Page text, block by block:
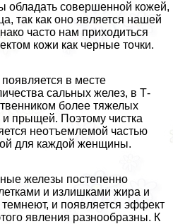
совершенной кожей,
так как оно является нашей
часто нам приходиться
кожи как черные точки.
в месте
сальных желез, в Т-
более тяжелых
прыщей. Поэтому чистка
неотъемлемой частью
для каждой женщины.
железы постепенно
и излишками жира и
и появляется эффект
явления разнообразны. К